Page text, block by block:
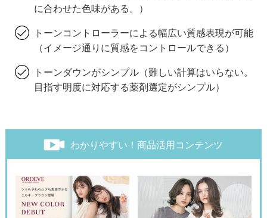
に合わせた色味がある。）
トーンコントローラーによる幅広い質感表現が可能
（イメージ通りに質感をコントロールできる）
トーンダウンがシンプル（難しい計算はいらない。
目指す明度に対応する薬剤選定がシンプル）
わかりやすい！商品活用コンテンツ